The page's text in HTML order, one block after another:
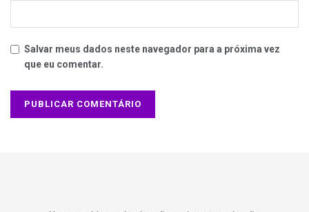
Salvar meus dados neste navegador para a próxima vez
que eu comentar.